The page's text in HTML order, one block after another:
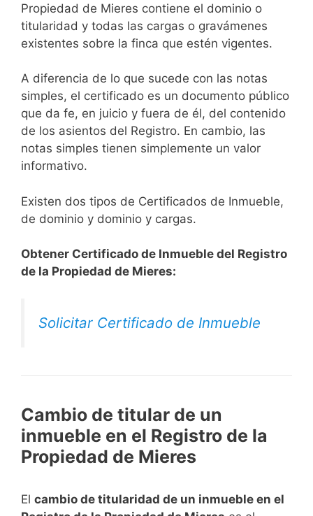
Propiedad de Mieres contiene el dominio o
titularidad y todas las cargas o gravámenes
existentes sobre la finca que estén vigentes.
A diferencia de lo que sucede con las notas
simples, el certificado es un documento público
que da fe, en juicio y fuera de él, del contenido
de los asientos del Registro. En cambio, las
notas simples tienen simplemente un valor
informativo.
Existen dos tipos de Certificados de Inmueble,
de dominio y dominio y cargas.
Obtener Certificado de Inmueble del Registro
de la Propiedad de Mieres:
Solicitar Certificado de Inmueble
Cambio de titular de un
inmueble en el Registro de la
Propiedad de Mieres
El cambio de titularidad de un inmueble en el